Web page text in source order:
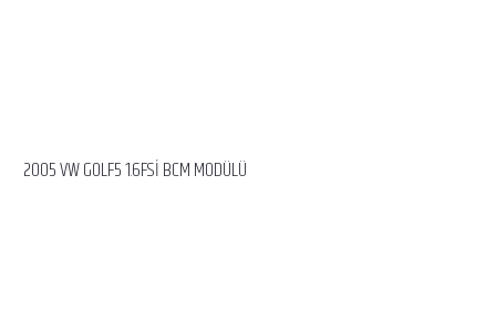
2005 VW GOLF5 1.6FSİ BCM MODÜLÜ